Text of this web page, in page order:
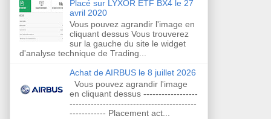
Placé sur LYXOR ETF BX4 le 27
avril 2020
Vous pouvez agrandir l'image en
cliquant dessus Vous trouverez
sur la gauche du site le widget
d'analyse technique de Trading...
Achat de AIRBUS le 8 juillet 2026
Vous pouvez agrandir l'image
en cliquant dessus ------------------
------------------------------------------
------------ Placement act...